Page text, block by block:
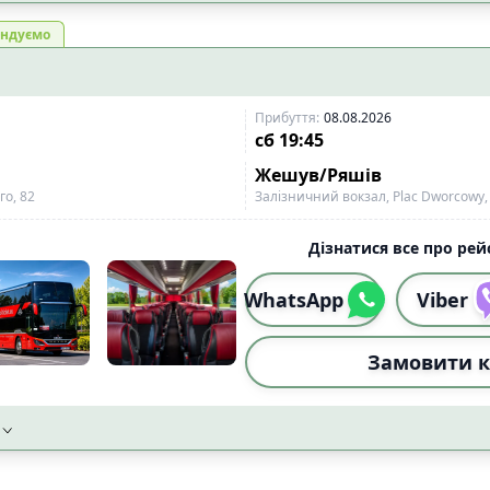
сидіння
8
екран 0
📱Wi-Fi 4G
візка
Прибуття: 08.08.2026
сб 19:45
Жешув/Ряшів
82 Залізничний вокзал, Plac
Дізнатися все про
WhatsApp Viber
Замовити